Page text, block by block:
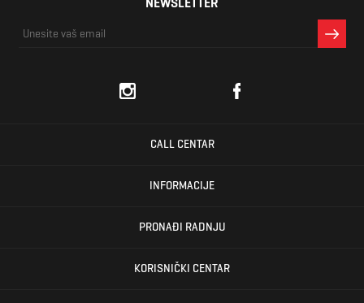
CALL CENTAR
INFORMACIJE
PRONAĐI RADNJU
KORISNIČKI CENTAR